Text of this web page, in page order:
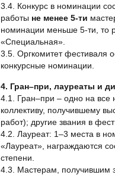
3.4. Конкурс в номинации
работы не менее 5-ти
номинации меньше 5-ти, то
«Специальная».
3.5. Оргкомитет фестиваля
конкурсные номинации.
4. Гран–при, лауреаты и
4.1. Гран–при – одно на все
коллективу, получившему
работ); другие звания в
4.2. Лауреат: 1–3 места в
«Лауреат», награждаются
степени.
4.3. Мастерам, получившим